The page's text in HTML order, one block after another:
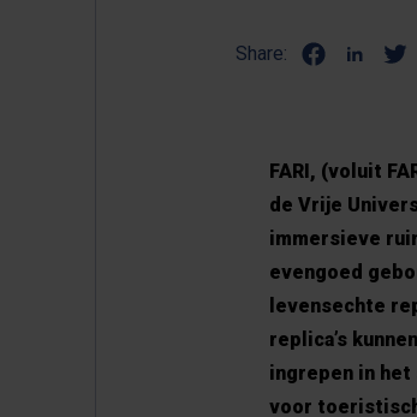
Share:
FARI, (voluit
de Vrije
immersieve
evengoed
levensechte
replica’s
ingrepen in
voor